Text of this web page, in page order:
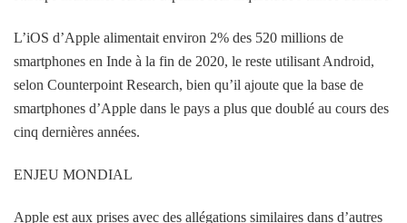
L’iOS d’Apple alimentait environ 2% des 520 millions de
smartphones en Inde à la fin de 2020, le reste utilisant Android,
selon Counterpoint Research, bien qu’il ajoute que la base de
smartphones d’Apple dans le pays a plus que doublé au cours des
cinq dernières années.
ENJEU MONDIAL
Apple est aux prises avec des allégations similaires dans d’autres